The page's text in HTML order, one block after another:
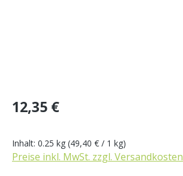
Regulärer Preis:
12,35 €
Inhalt: 0.25 kg (49,40 € / 1 kg)
Preise inkl. MwSt. zzgl. Versandkosten